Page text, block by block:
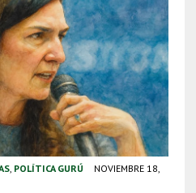
, POLÍTICA GURÚ
NOVIEMBRE 18,